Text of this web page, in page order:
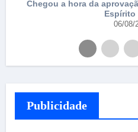
Chegou a hora da
Espírito
06/08/
Publicidade